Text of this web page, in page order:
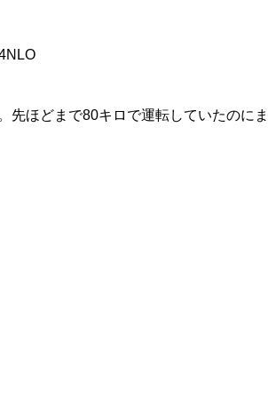
先ほどまで80キロで運転していたのに